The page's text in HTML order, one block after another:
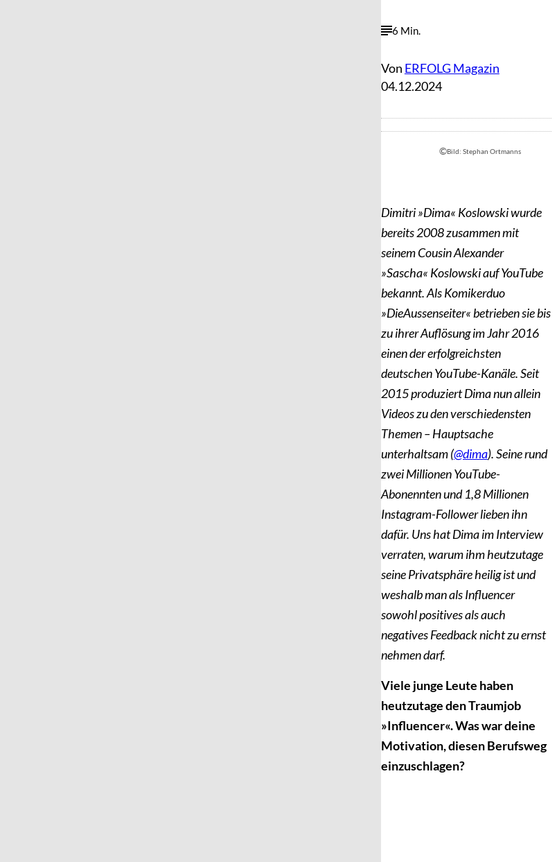
6 Min.
Von ERFOLG Magazin
04.12.2024
©Bild: Stephan Ortmanns
Dimitri »Dima« Koslowski wurde
bereits 2008 zusammen mit
seinem Cousin Alexander
»Sascha« Koslowski auf YouTube
bekannt. Als Komikerduo
»DieAussenseiter« betrieben sie bis
zu ihrer Auflösung im Jahr 2016
einen der erfolgreichsten
deutschen YouTube-Kanäle. Seit
2015 produziert Dima nun allein
Videos zu den verschiedensten
Themen – Hauptsache
unterhaltsam (@dima). Seine rund
zwei Millionen YouTube-
Abonennten und 1,8 Millionen
Instagram-Follower lieben ihn
dafür. Uns hat Dima im Interview
verraten, warum ihm heutzutage
seine Privatsphäre heilig ist und
weshalb man als Influencer
sowohl positives als auch
negatives Feedback nicht zu ernst
nehmen darf.
Viele junge Leute haben
heutzutage den Traumjob
»Influencer«. Was war deine
Motivation, diesen Berufsweg
einzuschlagen?